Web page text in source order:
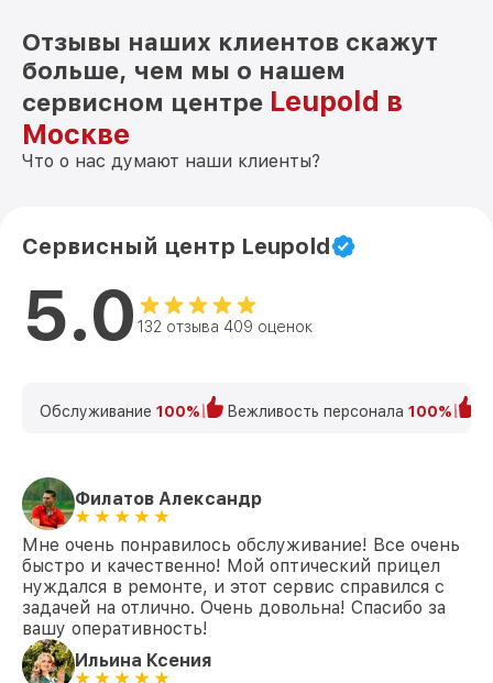
Отзывы наших клиентов скажут
больше, чем мы о нашем
сервисном центре Leupold в
Москве
Что о нас думают наши клиенты?
Сервисный центр Leupold
5.0 132 отзыва 409 оценок
Обслуживание 100% Вежливость персонала 100%
Филатов Александр
Мне очень понравилось обслуживание! Все очень
быстро и качественно! Мой оптический прицел
нуждался в ремонте, и этот сервис справился с
задачей на отлично. Очень довольна! Спасибо за
вашу оперативность!
Ильина Ксения